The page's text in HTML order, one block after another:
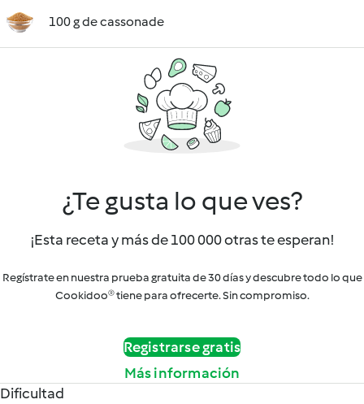
100 g de cassonade
¿Te gusta lo que ves?
¡Esta receta y más de 100 000 otras te esperan!
Regístrate en nuestra prueba gratuita de 30 días y descubre todo lo que
Cookidoo® tiene para ofrecerte. Sin compromiso.
Registrarse gratis
Más información
Dificultad